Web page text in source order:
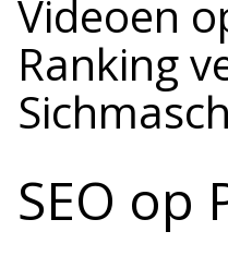
Videoen
Ranking
SEO op